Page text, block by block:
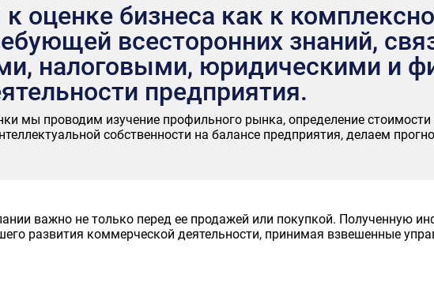
оценке бизнеса как к
всесторонних знаний,
налоговыми, юридическими и
предприятия.
мы проводим изучение профильного рынка, определение
собственности на балансе предприятия, делаем
важно не только перед ее продажей или покупкой. Полученную
развития коммерческой деятельности, принимая взвешенные